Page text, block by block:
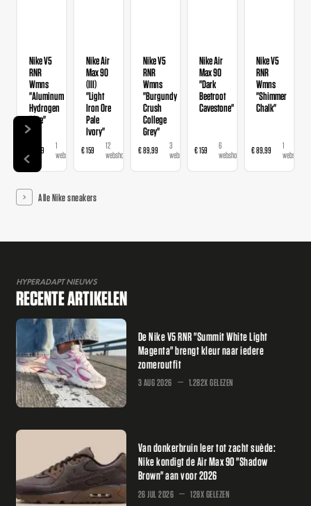
Nike V5
RNR
Wmns
"Aluminum
Hydrogen
Blue"
€ 89,99
1
webshop
Nike Air
Max 90
(III)
"Light
Iron Ore
Pale
Ivory"
€ 159
12
webshops
Nike V5
RNR
Wmns
"Burgundy
Crush
College
Grey"
€ 89,99
3
webshops
Nike Air
Max 90
"Dark
Beetroot
Cavestone"
€ 159
6
webshops
Nike V5
RNR
Wmns
"Shimmer
Chalk"
€ 89,99
1
webshop
Alle Nike sneakers
HYPERADAPT NIEUWS
RECENTE ARTIKELEN
De Nike V5 RNR "Summit White Light
Magenta" brengt kleur naar iedere
zomeroutfit
3 AUG 2026 1.282X GELEZEN
Van donkerbruin leer tot zacht suède:
Nike kondigt de Air Max 90 "Shadow
Brown" aan voor 2026
26 JUL 2026 128X GELEZEN